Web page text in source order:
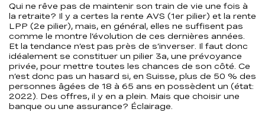
Qui ne rêve pas de maintenir son train de vie une fois à
la retraite? Il y a certes la rente AVS (1er pilier) et la rente
LPP (2e pilier), mais, en général, elles ne suffisent pas
comme le montre l’évolution de ces dernières années.
Et la tendance n’est pas près de s’inverser. Il faut donc
idéalement se constituer un pilier 3a, une prévoyance
privée, pour mettre toutes les chances de son côté. Ce
n’est donc pas un hasard si, en Suisse, plus de 50 % des
personnes âgées de 18 à 65 ans en possèdent un (état:
2022). Des offres, il y en a plein. Mais que choisir une
banque ou une assurance? Éclairage.